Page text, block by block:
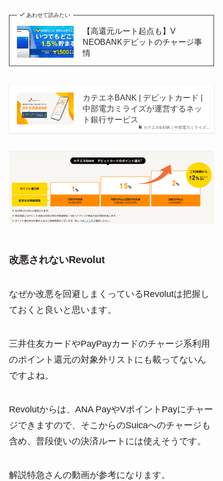
あわせて読みたい
【高還元ルート起点も】V
NEOBANKデビットのチャージ事
情
カテエネBANK | 中部電力ミライズ…
カテエネBANK | デビットカード |
中部電力ミライズが運営するネッ
ト銀行サービス
改悪されないRevolut
なぜか改悪を回避しまくっているRevolutは把握し
ておくと良いと思います。
三井住友カードやPayPayカードのチャージ系利用
のポイント還元の対象外リストにも載ってないん
ですよね。
Revolutからは、ANA PayやVポイントPayにチャー
ジできますので、そこからのSuicaへのチャージも
含め、普段使いの決済ルートには使えそうです。
解説特急さんの動画が参考になります。